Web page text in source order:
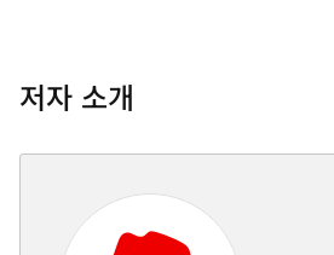
저자 소개